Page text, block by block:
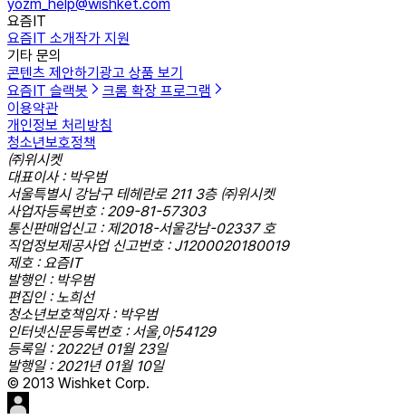
yozm_help@wishket.com
요즘IT
요즘IT 소개작가 지원
기타 문의
콘텐츠 제안하기 광고 상품 보기
요즘IT 슬랙봇
크롬 확장 프로그램
이용약관
개인정보 처리방침
청소년보호정책
㈜위시켓
대표이사 : 박우범
서울특별시 강남구 테헤란로 211 3층 ㈜위시켓
사업자등록번호 : 209-81-57303
통신판매업신고 : 제2018-서울강남-02337 호
직업정보제공사업 신고번호 : J1200020180019
제호 : 요즘IT
발행인 : 박우범
편집인 : 노희선
청소년보호책임자 : 박우범
인터넷신문등록번호 : 서울,아54129
등록일 : 2022년 01월 23일
발행일 : 2021년 01월 10일
© 2013 Wishket Corp.